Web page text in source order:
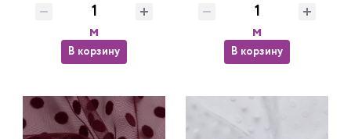
м
В корзину
м
В корзину